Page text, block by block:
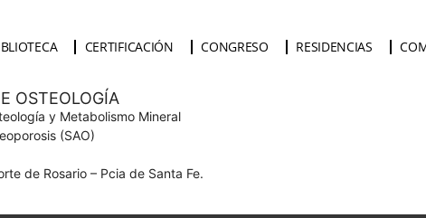
CERTIFICACIÓN CONGRESO RESIDENCIAS
OSTEOLOGÍA
y Metabolismo Mineral
(SAO)
de Rosario – Pcia de Santa Fe.